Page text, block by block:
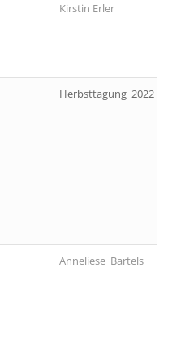
Kirstin Erler
Herbsttagung_2022
Anneliese_Bartels